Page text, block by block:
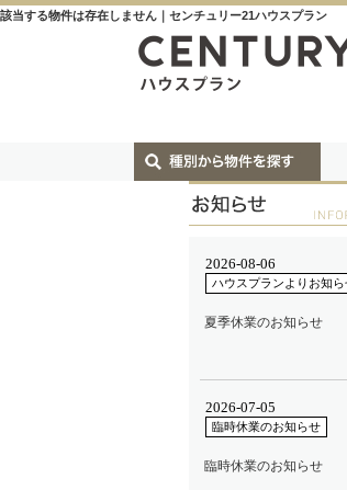
該当する物件は存在しません｜センチュリー21ハウスプラン